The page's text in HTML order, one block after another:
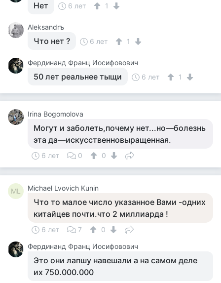
Нет 6 лет 1
Aleksandrъ
Что нет ? 6 лет 1
Фердинанд Франц Иосифовович
50 лет реальнее тыщи 6 лет 1
Irina Bogomolova
Могут и заболеть,почему нет...но—болезнь
эта да—искусственновыращенная.
6 лет 0 0
ML Michael Lvovich Kunin
Что то малое число указанное Вами -одних
китайцев почти.что 2 миллиарда !
6 лет 7
0
Фердинанд Франц Иосифовович
Это они лапшу навешали а на самом деле
их 750.000.000